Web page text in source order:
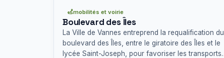
mobilités et voirie
Boulevard des Îles
La Ville de Vannes entreprend la requalification du
boulevard des Îles, entre le giratoire des Îles et le
lycée Saint-Joseph, pour favoriser les transports